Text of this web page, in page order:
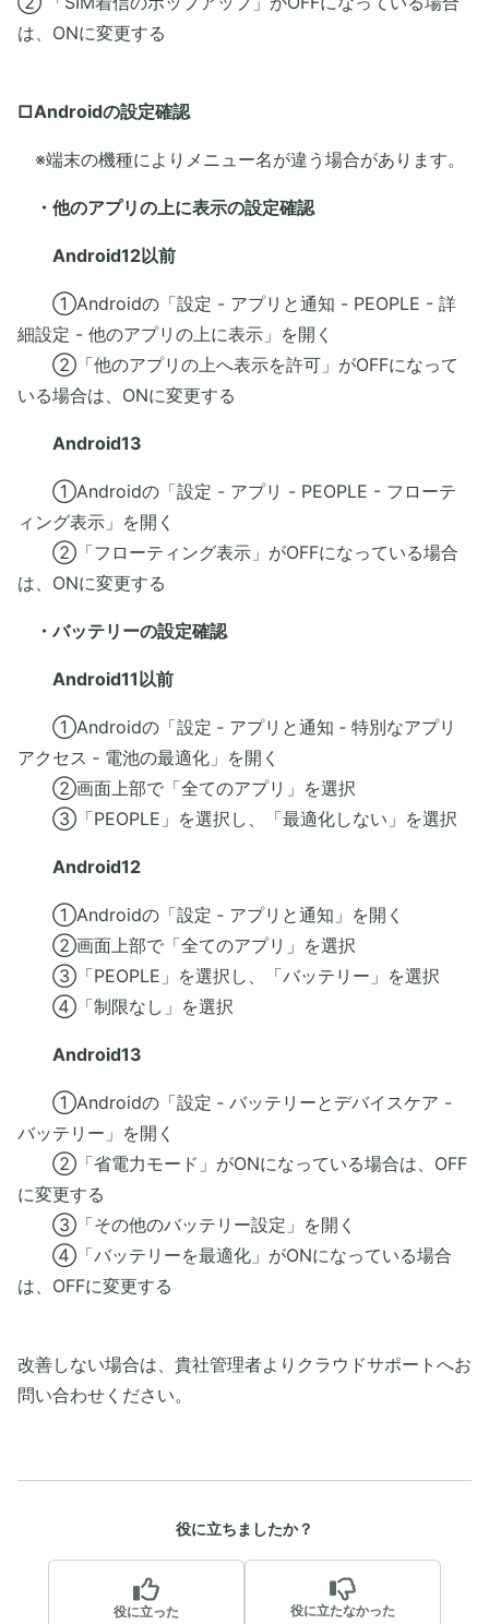
は、ONに変更する
□Androidの設定確認
※端末の機種によりメニュー名が違う場合があります。
・他のアプリの上に表示の設定確認
Android12以前
①Androidの「設定 - アプリと通知 - PEOPLE - 詳
細設定 - 他のアプリの上に表示」を開く
②「他のアプリの上へ表示を許可」がOFFになって
いる場合は、ONに変更する
Android13
​ ①Androidの「設定 - アプリ - PEOPLE - フローテ
ィング表示」を開く
②「フローティング表示」がOFFになっている場合
は、ONに変更する
・バッテリーの設定確認
Android11以前
​ ①Androidの「設定 ‐ アプリと通知 ‐ 特別なアプリ
アクセス ‐ 電池の最適化」を開く
②画面上部で「全てのアプリ」を選択
③「PEOPLE」を選択し、「最適化しない」を選択
Android12
​ ①Androidの「設定 ‐ アプリと通知」を開く
②画面上部で「全てのアプリ」を選択
③「PEOPLE」を選択し、「バッテリー」を選択
④「制限なし」を選択
Android13
​ ①Androidの「設定 ‐ バッテリーとデバイスケア -
バッテリー」を開く
②「省電力モード」がONになっている場合は、OFF
に変更する
③「その他のバッテリー設定」を開く
④「バッテリーを最適化」がONになっている場合
は、OFFに変更する
改善しない場合は、貴社管理者よりクラウドサポートへお
問い合わせください。
役に立ちましたか？
役に立った 役に立たなかった